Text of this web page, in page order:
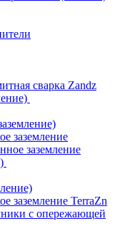
сварка Zandz
заземление
заземление
заземление TerraZn
с опережающей